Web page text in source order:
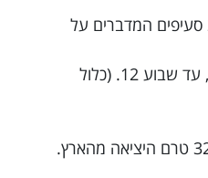
בחברות הביטוח ישנם 2 סעיפים המדברים על
, עד שבוע 12. (כלול